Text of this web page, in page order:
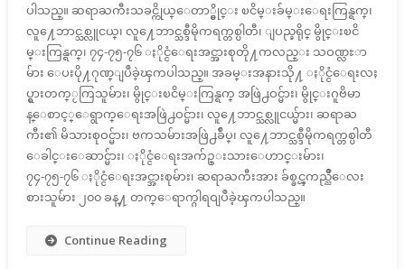
ပါသည္။ ဆရာႀကီးသခင္ကိုယ္ေတာ္မွိုင္း ၿငိမ္းခ်မ္းေရးကြန္ရက္၊
လူ႔ေဘာင္သစ္လူငယ္၊ လူ႔ေဘာင္သစ္ဒီမိုကရက္တစ္ပါတီ၊ ျပည္ခရိုင္ မွိုင္းၿငိ
မ္းကြန္ရက္၊ ၇၄-၇၅-၇၆ ႏိုင္ငံေရးအင္အားစုတို႔ကလည္း သဝဏ္လႊာ
မ်ား ေပးပို႔ဂုဏ္ျပဳခဲ့ၾကပါသည္။ အခမ္းအနားသို႔ ႏိုင္ငံေရးလႈ
ပ္ရွားတက္ႂကြသူမ်ား၊ မွိုင္းၿငိမ္းကြန္ရက္ အဖြဲ႕ဝင္မ်ား၊ မွိုင္းဂူဗိမာ
န္ေစာင့္ေရွာက္ေရးအဖြဲ႕ဝင္မ်ား၊ လူ႔ေဘာင္သစ္လူငယ္မ်ား၊ ဆရာႀ
ကီး၏ မိသားစုဝင္မ်ား၊ ဗကသမ်ားအဖြဲ႕ခ်ဳပ္၊ လူ႔ေဘာင္သစ္ဒီမိုကရက္တစ္ပါတီ
ေခါင္းေဆာင္မ်ား၊ ႏိုင္ငံေရးအက်ဥ္းသားေဟာင္းမ်ား၊
၇၄-၇၅-၇၆ ႏိုင္ငံေရးအင္အားစုမ်ား၊ ဆရာႀကီးအား ခ်စ္ခင္ၾကည္ညိဳေလး
စားသူမ်ား ၂၀၀ ခန္႔ တက္ေရာက္ဂါရဝျပဳခဲ့ၾကပါသည္။
Continue Reading